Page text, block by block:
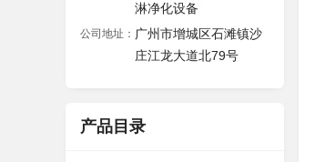
淋净化设备
公司地址： 广州市增城区石滩镇沙
庄江龙大道北79号
产品目录